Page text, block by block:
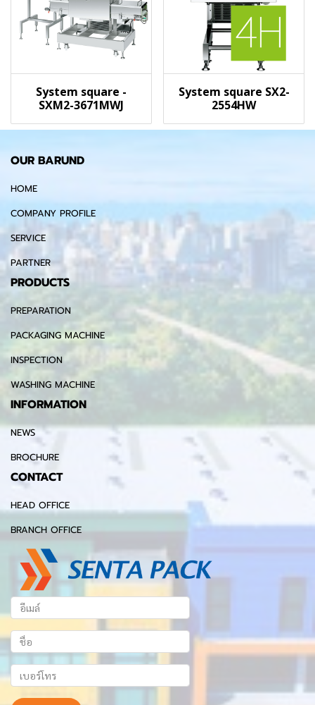
System square -
SXM2-3671MWJ
System square SX2-
2554HW
OUR BARUND
HOME
COMPANY PROFILE
SERVICE
PARTNER
PRODUCTS
PREPARATION
PACKAGING MACHINE
INSPECTION
WASHING MACHINE
INFORMATION
NEWS
BROCHURE
CONTACT
HEAD OFFICE
BRANCH OFFICE